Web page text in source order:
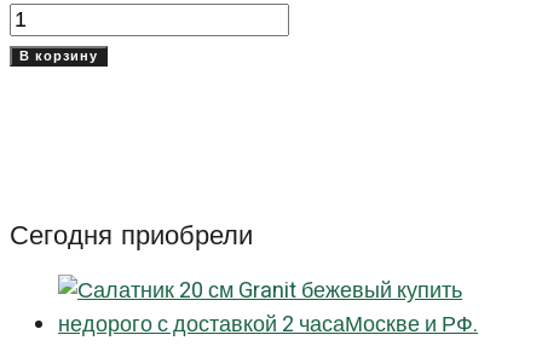
Количество
товара
(Princip)
В корзину
Сегодня приобрели